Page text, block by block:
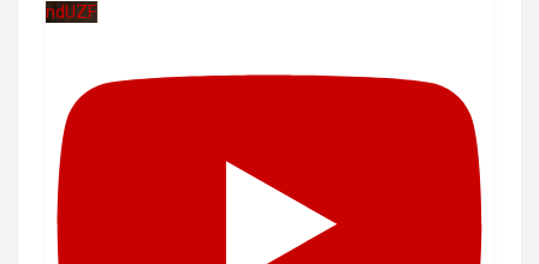
ndUZF